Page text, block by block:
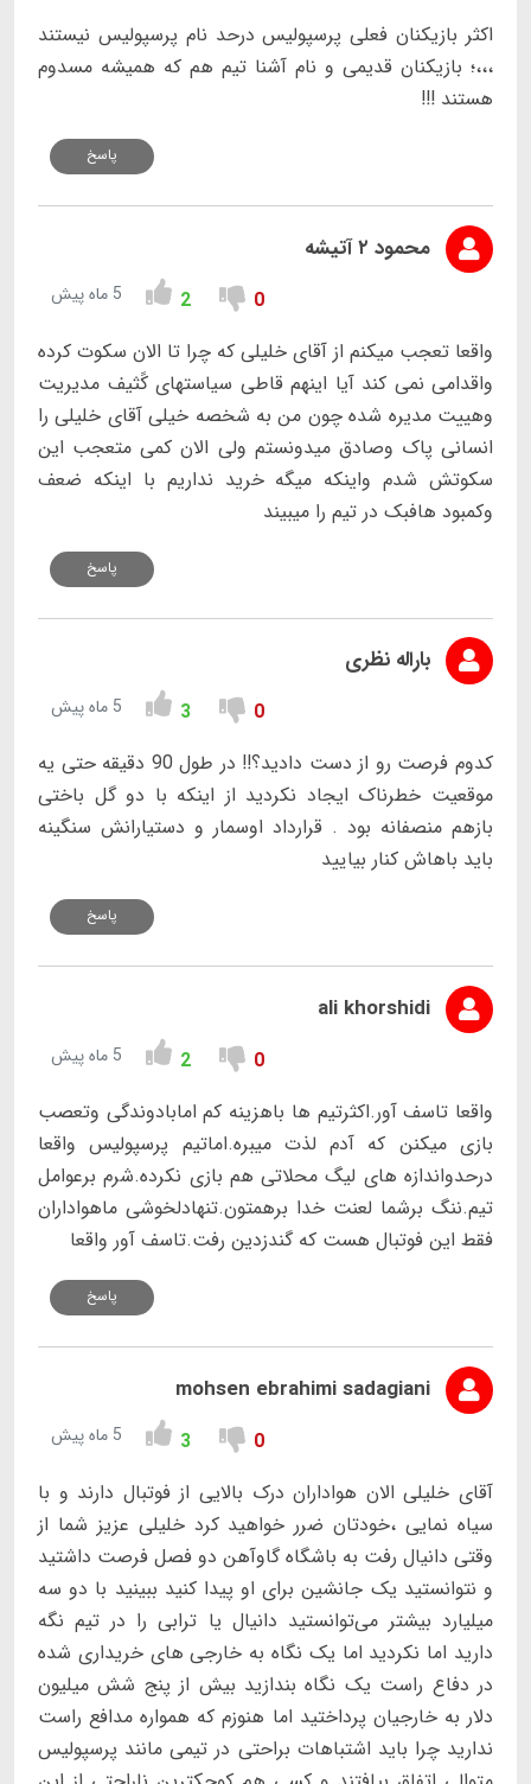
اکثر بازیکنان فعلی پرسپولیس درحد نام پرسپولیس نیستند
،،،؛ بازیکنان‌ قدیمی و نام آشنا تیم هم که همیشه مسدوم
هستند !!!
پاسخ
محمود ۲ آتیشه
0
2 5 ماه پیش
واقعا تعجب میکنم از آقای خلیلی که چرا تا الان سکوت کرده
واقدامی نمی کند آیا اینهم قاطی سیاستهای کًثیف مدیریت
وهییت مدیره شده چون من به شخصه خیلی آقای خلیلی را
انسانی پاک وصادق میدونستم ولی الان کمی متعجب این
سکوتش شدم واینکه میگه خرید نداریم با اینکه ضعف
وکمبود هافبک در تیم را میبیند
پاسخ
باراله نظری
0
3 5 ماه پیش
کدوم فرصت رو از دست دادید؟!! در طول 90 دقیقه حتی یه
موقعیت خطرناک ایجاد نکردید از اینکه با دو گل باختی
بازهم منصفانه بود . قرارداد اوسمار و دستیارانش سنگینه
باید باهاش کنار بیایید
پاسخ
ali khorshidi
0
2 5 ماه پیش
واقعا تاسف آور.اکثرتیم ها باهزینه کم امابادوندگی وتعصب
بازی میکنن که آدم لذت میبره.اماتیم پرسپولیس واقعا
درحدواندازه های لیگ محلاتی هم بازی نکرده.شرم برعوامل
تیم.ننگ برشما لعنت خدا برهمتون.تنهادلخوشی ماهواداران
فقط این فوتبال هست که گندزدین رفت.تاسف آور واقعا
پاسخ
mohsen ebrahimi sadagiani
0
3 5 ماه پیش
آقای خلیلی الان هواداران درک بالایی از فوتبال دارند و با
سیاه نمایی ،خودتان ضرر خواهید کرد خلیلی عزیز شما از
وقتی دانیال رفت به باشگاه گاوآهن دو فصل فرصت داشتید
و نتوانستید یک جانشین برای او پیدا کنید ببینید با دو سه
میلیارد بیشتر می‌توانستید دانیال یا ترابی را در تیم نگه
دارید اما نکردید اما یک نگاه به خارجی های خریداری شده
در دفاع راست یک نگاه بندازید بیش از پنج شش میلیون
دلار به خارجیان پرداختید اما هنوزم که همواره مدافع راست
ندارید چرا باید اشتباهات براحتی در تیمی مانند پرسپولیس